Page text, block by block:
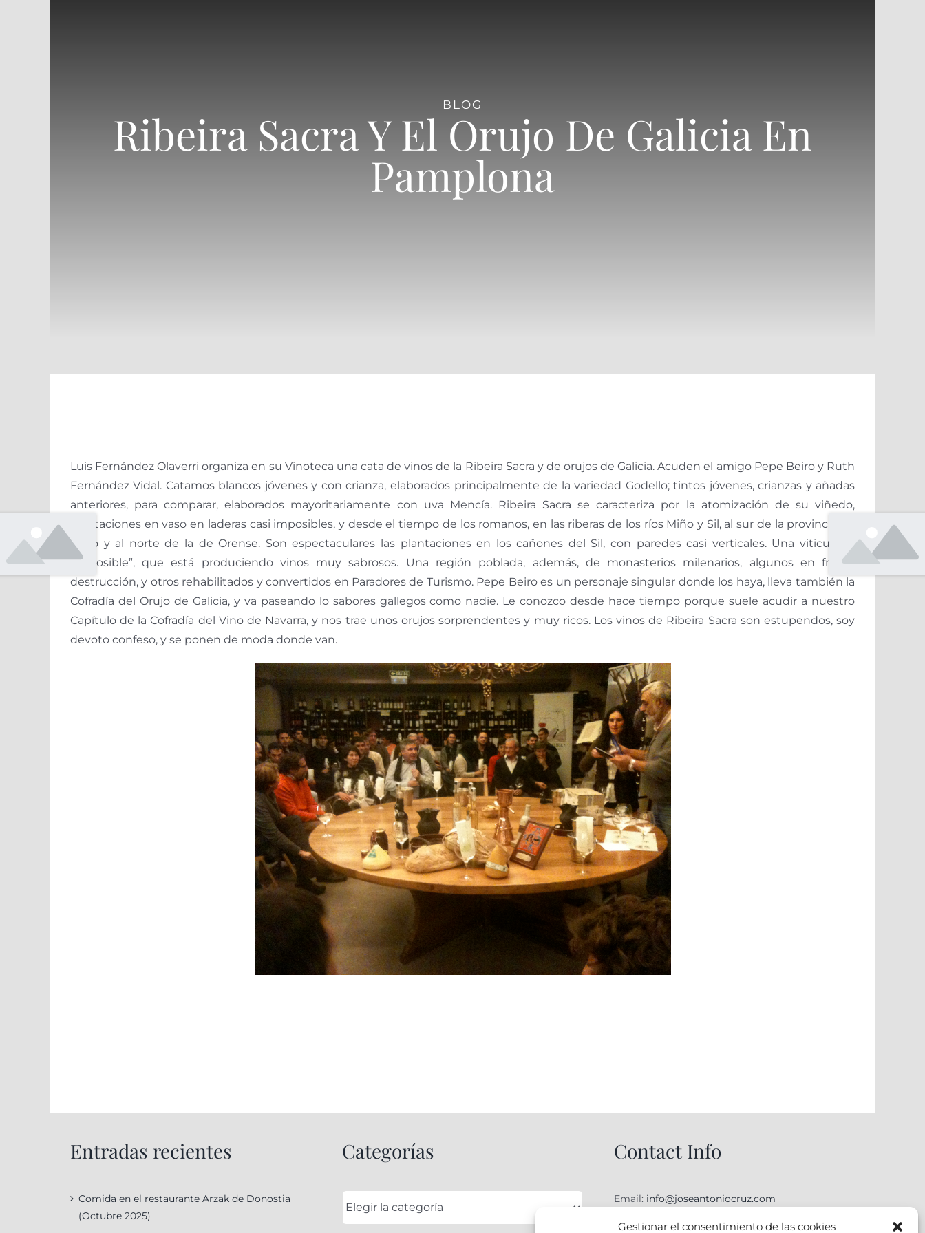
Gestionar el consentimiento de las cookies
BLOG
Ribeira Sacra Y El Orujo De Galicia En
Pamplona
Luis Fernández Olaverri organiza en su Vinoteca una cata de vinos de la Ribeira Sacra y de orujos de Galicia. Acuden el amigo Pepe Beiro y Ruth
Fernández Vidal. Catamos blancos jóvenes y con crianza, elaborados principalmente de la variedad Godello; tintos jóvenes, crianzas y añadas
anteriores, para comparar, elaborados mayoritariamente con uva Mencía. Ribeira Sacra se caracteriza por la atomización de su viñedo,
plantaciones en vaso en laderas casi imposibles, y desde el tiempo de los romanos, en las riberas de los ríos Miño y Sil, al sur de la provincia de
Lugo y al norte de la de Orense. Son espectaculares las plantaciones en los cañones del Sil, con paredes casi verticales. Una viticultura
“imposible”, que está produciendo vinos muy sabrosos. Una región poblada, además, de monasterios milenarios, algunos en franca
destrucción, y otros rehabilitados y convertidos en Paradores de Turismo. Pepe Beiro es un personaje singular donde los haya, lleva también la
Cofradía del Orujo de Galicia, y va paseando lo sabores gallegos como nadie. Le conozco desde hace tiempo porque suele acudir a nuestro
Capítulo de la Cofradía del Vino de Navarra, y nos trae unos orujos sorprendentes y muy ricos. Los vinos de Ribeira Sacra son estupendos, soy
devoto confeso, y se ponen de moda donde van.
Entradas recientes
Comida en el restaurante Arzak de Donostia
(Octubre 2025)
Categorías Contact Info
Email: info@joseantoniocruz.com
web y posicionamiento pamplona: EOSERON.es